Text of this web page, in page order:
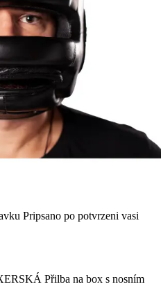
Pripsano po potvrzeni vasi
Přilba na box s nosním